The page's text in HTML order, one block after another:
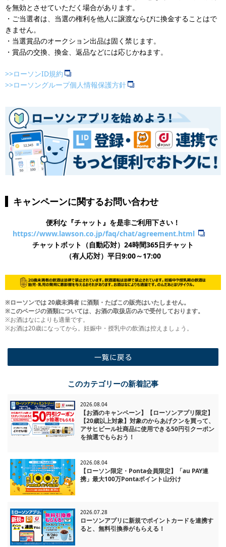
を無効とさせていただく場合があります。
・ご当選者は、当選の権利を他人に譲渡ならびに換金することはで
きません。
・当選賞品のオークション出品は固く禁じます。
・賞品の交換、換金、返品などには応じかねます。
>>ローソンID規約
>>ローソングループ個人情報保護方針
キャンペーンに関するお問い合わせ
便利な『チャット』を是非ご利用下さい！
https://www.lawson.co.jp/faq/chat/agreement.html
チャットボット（自動応対）24時間365日チャット
​（有人応対）平日9:00～17:00
※ローソンでは 20歳未満者 に酒類・たばこの販売はいたしません。
※このページの酒類については、お酒の取扱店のみで受付しております。
※お酒はなによりも適量です。
※お酒は20歳になってから。妊娠中・授乳中の飲酒は控えましょう。
このカテゴリーの新着記事
2026.08.04
【お酒のキャンペーン】【ローソンアプリ限定】
【20歳以上対象】対象のからあげクンを買って、
アサヒビール社商品に使用できる50円引クーポン
を抽選でもらおう！
2026.08.04
【ローソン限定・Ponta会員限定】「au PAY連
携」最大100万Pontaポイント山分け
2026.07.28
ローソンアプリに新規でポイントカードを連携す
ると、無料引換券がもらえる！